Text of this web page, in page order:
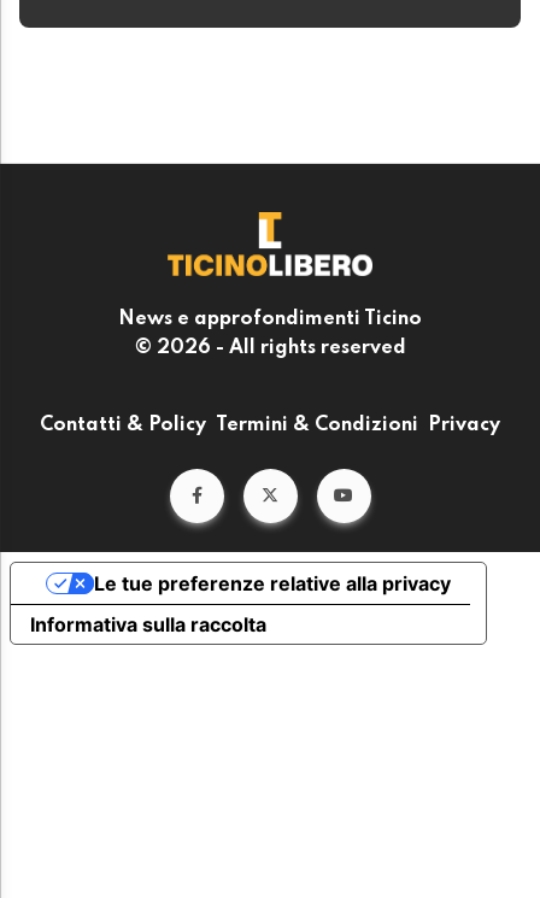
News e approfondimenti Ticino
© 2026 - All rights reserved
Contatti & Policy Termini & Condizioni Privacy
Informativa sulla raccolta
Le tue preferenze relative alla privacy